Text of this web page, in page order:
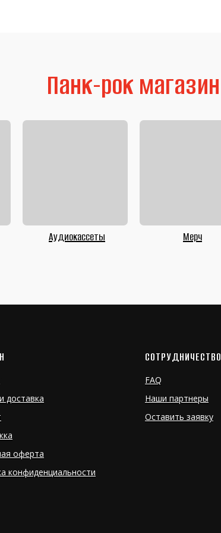
Аудиокассеты Мерч
Панк-рок магазин
доставка
оферта
конфиденциальности
СОТРУДНИЧЕСТВО
FAQ
Наши партнеры
Оставить заявку